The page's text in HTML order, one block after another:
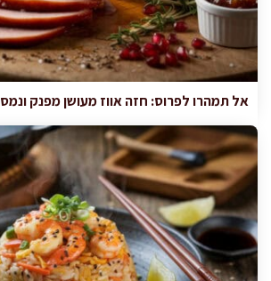
אל תמהרו לפרוס: חזה אווז מעושן מפנק ונמס